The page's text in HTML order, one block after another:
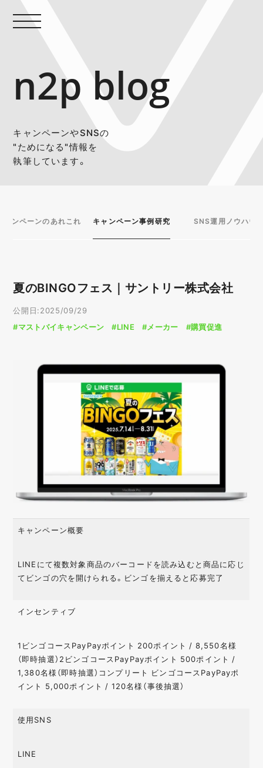
n2p blog
キャンペーンやSNSの
"ためになる"情報を
執筆しています。
ャンペーンのあれこれ キャンペーン事例研究 SNS運用ノウハウ
夏のBINGOフェス｜サントリー株式会社
公開日:2025/09/29
#マストバイキャンペーン
#LINE #メーカー #購買促進
キャンペーン概要
LINEにて複数対象商品のバーコードを読み込むと商品に応じ
てビンゴの穴を開けられる。ビンゴを揃えると応募完了
インセンティブ
1ビンゴコースPayPayポイント 200ポイント / 8,550名様
（即時抽選）2ビンゴコースPayPayポイント 500ポイント /
1,380名様（即時抽選）コンプリート ビンゴコースPayPayポ
イント 5,000ポイント / 120名様（事後抽選）
使用SNS
LINE